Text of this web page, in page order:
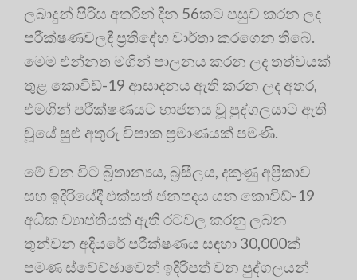
ලබාදුන් පිරිස අතරින් දින 56කට පසුව කරන ලද
පරීක්ෂණවලදී ප්‍රතිදේහ වාර්තා කරගෙන තිබේ.
මෙම එන්නත මගින් පාලනය කරන ලද තත්වයක්
තුළ කොවිඩ්-19 ආසාදනය ඇති කරන ලද අතර,
එමගින් පරීක්ෂණයට භාජනය වූ පුද්ගලයාට ඇති
වූයේ සුළු අතුරු විපාක ප්‍රමාණයක් පමණි.
මේ වන විට බ්‍රිතාන්‍යය, බ්‍රසීලය, දකුණු අප්‍රිකාව
සහ ඉදිරියේදී එක්සත් ජනපදය යන කොවිඩ්-19
අධික ව්‍යාප්තියක් ඇති රටවල කරනු ලබන
තුන්වන අදියරේ පරීක්ෂණය සඳහා 30,000ක්
පමණ ස්වේච්ඡාවෙන් ඉදිරිපත් වන පුද්ගලයන්